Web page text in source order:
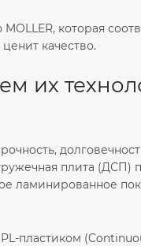
которая
качество.
их
плита
ламинированное
пластиком